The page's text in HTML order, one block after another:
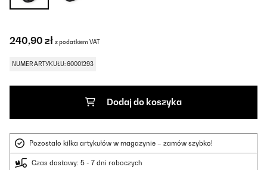
240,90 zł z podatkiem VAT
NUMER ARTYKUŁU: 60001293
Dodaj do koszyka
Pozostało kilka artykułów w magazynie – zamów szybko!
Czas dostawy: 5 - 7 dni roboczych